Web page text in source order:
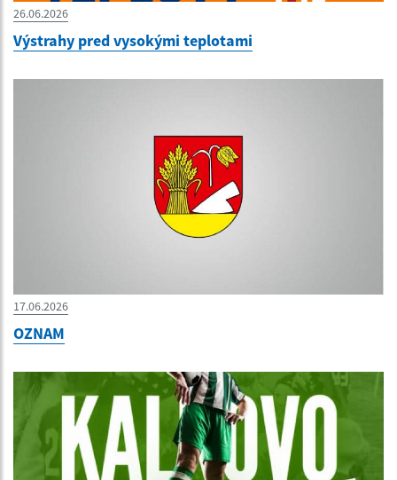
26.06.2026
Výstrahy pred vysokými teplotami
17.06.2026
OZNAM